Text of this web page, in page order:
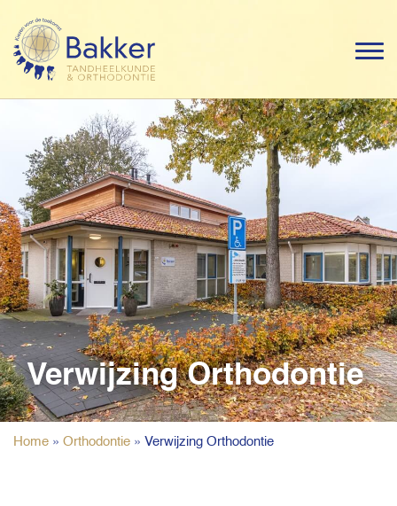
Verwijzing Orthodontie
Home » Orthodontie » Verwijzing Orthodontie